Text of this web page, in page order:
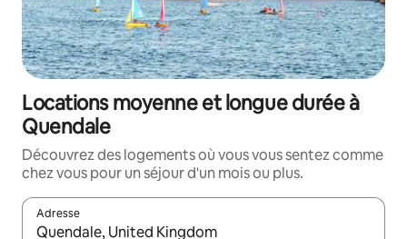
Locations moyenne et longue durée à
Quendale
Découvrez des logements où vous vous sentez comme
chez vous pour un séjour d'un mois ou plus.
Adresse
Lorsque les résultats s'affichent, utilisez les flèches vers le